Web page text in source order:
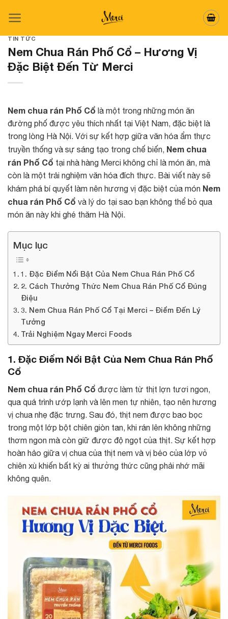
TIN TỨC
Nem Chua Rán Phố Cổ – Hương Vị
Đặc Biệt Đến Từ Merci
Nem chua rán Phố Cổ là một trong những món ăn
đường phố được yêu thích nhất tại Việt Nam, đặc biệt là
trong lòng Hà Nội. Với sự kết hợp giữa văn hóa ẩm thực
truyền thống và sự sáng tạo trong chế biến, Nem chua
rán Phố Cổ tại nhà hàng Merci không chỉ là món ăn, mà
còn là một trải nghiệm văn hóa đích thực. Bài viết này sẽ
khám phá bí quyết làm nên hương vị đặc biệt của món Nem
chua rán Phố Cổ và lý do tại sao bạn không thể bỏ qua
món ăn này khi ghé thăm Hà Nội.
Mục lục
1. Đặc Điểm Nổi Bật Của Nem Chua Rán Phố Cổ
2. Cách Thưởng Thức Nem Chua Rán Phố Cổ Đúng
Điệu
3. Nem Chua Rán Phố Cổ Tại Merci – Điểm Đến Lý
Tưởng
Trải Nghiệm Ngay Merci Foods
1. Đặc Điểm Nổi Bật Của Nem Chua Rán Phố
Cổ
Nem chua rán Phố Cổ được làm từ thịt lợn tươi ngon,
qua quá trình ướp lạnh và lên men tự nhiên, tạo nên hương
vị chua nhẹ đặc trưng. Sau đó, thịt nem được bao bọc
trong một lớp bột chiên giòn tan, khi rán lên không những
thơm ngon mà còn giữ được độ ngọt của thịt. Sự kết hợp
hoàn hảo giữa vị chua của thịt nem và vị béo của lớp vỏ
chiên xù khiến bất kỳ ai thưởng thức cũng phải nhớ mãi
không quên.